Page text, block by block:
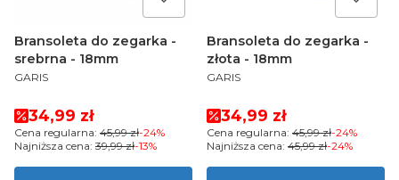
Bransoleta do zegarka -
srebrna - 18mm
PRODUCENT
GARIS
Cena promocyjna
34,99 zł
Cena regularna: 45,99 zł-24%
Najniższa cena: 39,99 zł-13%
Bransoleta do zegarka -
złota - 18mm
PRODUCENT
GARIS
Cena promocyjna
34,99 zł
Cena regularna: 45,99 zł-24%
Najniższa cena: 45,99 zł-24%